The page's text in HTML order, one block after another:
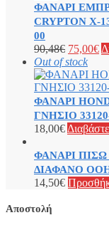
ΦΑΝΑΡΙ
CRYPTON X-
00
90,48€ 75,00€
Out of stock
ΦΑΝΑΡΙ
ΓΝΗΣΙΟ
18,00€
ΦΑΝΑΡΙ ΠΙΣΩ
ΔΙΑΦΑΝΟ
14,50€
Αποστολή